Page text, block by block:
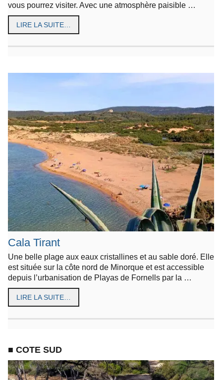
vous pourrez visiter. Avec une atmosphère paisible …
LIRE LA SUITE…
Cala Tirant
Une belle plage aux eaux cristallines et au sable doré. Elle
est située sur la côte nord de Minorque et est accessible
depuis l’urbanisation de Playas de Fornells par la …
LIRE LA SUITE…
■ COTE SUD